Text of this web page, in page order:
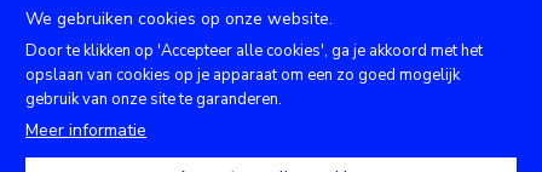
X Facebook
We gebruiken cookies op onze website.
Door te klikken op 'Accepteer alle cookies', ga je akkoord met het
opslaan van cookies op je apparaat om een zo goed mogelijk
gebruik van onze site te garanderen.
Meer informatie